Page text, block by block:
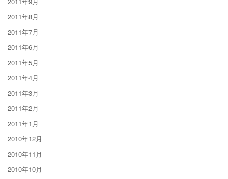
2011年8月
2011年7月
2011年6月
2011年5月
2011年4月
2011年3月
2011年2月
2011年1月
2010年12月
2010年11月
2010年10月